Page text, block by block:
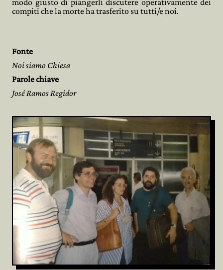
modo giusto di piangerli discutere operativamente dei
compiti che la morte ha trasferito su tutti/e noi.
Fonte
Noi siamo Chiesa
Parole chiave
José Ramos Regidor